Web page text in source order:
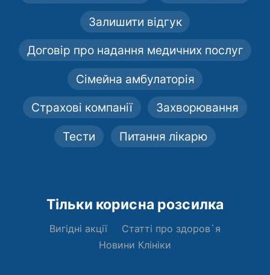
Залишити відгук
Договір про надання медичних послуг
Сімейна амбулаторія
Страхові компанії Захворювання
Тести Питання лікарю
Тільки корисна розсилка
Вигідні акції
Статті про здоров`я
Новини Клініки